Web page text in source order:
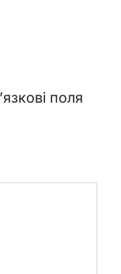
поля